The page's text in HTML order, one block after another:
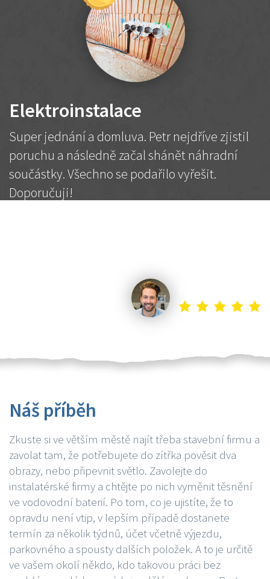
Elektroinstalace
Super jednání a domluva. Petr nejdříve zjistil
poruchu a následně začal shánět náhradní
součástky. Všechno se podařilo vyřešit.
Doporučuji!
Náš příběh
Zkuste si ve větším městě najít třeba stavební firmu a
zavolat tam, že potřebujete do zítřka pověsit dva
obrazy, nebo připevnit světlo. Zavolejte do
instalatérské firmy a chtějte po nich vyměnit těsnění
ve vodovodní baterií. Po tom, co je ujistíte, že to
opravdu není vtip, v lepším případě dostanete
termín za několik týdnů, účet včetně výjezdu,
parkovného a spousty dalších položek. A to je určitě
ve vašem okolí někdo, kdo takovou práci bez